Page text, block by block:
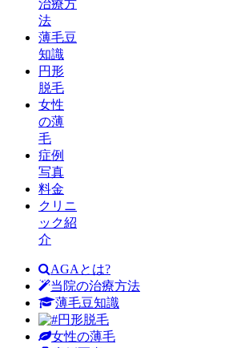
治療方
法
薄毛豆
知識
円形
脱毛
女性
の薄
毛
症例
写真
料金
クリニ
ック紹
介
AGAとは?
当院の治療方法
薄毛豆知識
円形脱毛
女性の薄毛